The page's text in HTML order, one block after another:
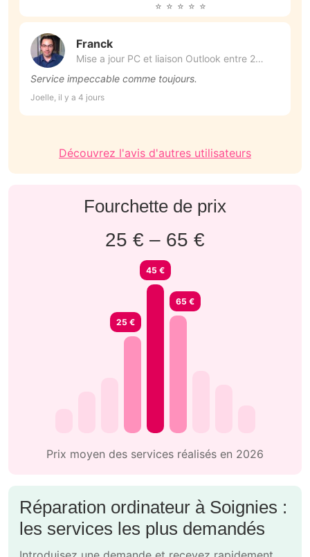
Franck
Mise a jour PC et liaison Outlook entre 2
appareils (2)
Service impeccable comme toujours.
Joelle, il y a 4 jours
Découvrez l'avis d'autres utilisateurs
Fourchette de prix
25 € – 65 €
25 €
45 €
65 €
Prix moyen des services réalisés en 2026
Réparation ordinateur à Soignies :
les services les plus demandés